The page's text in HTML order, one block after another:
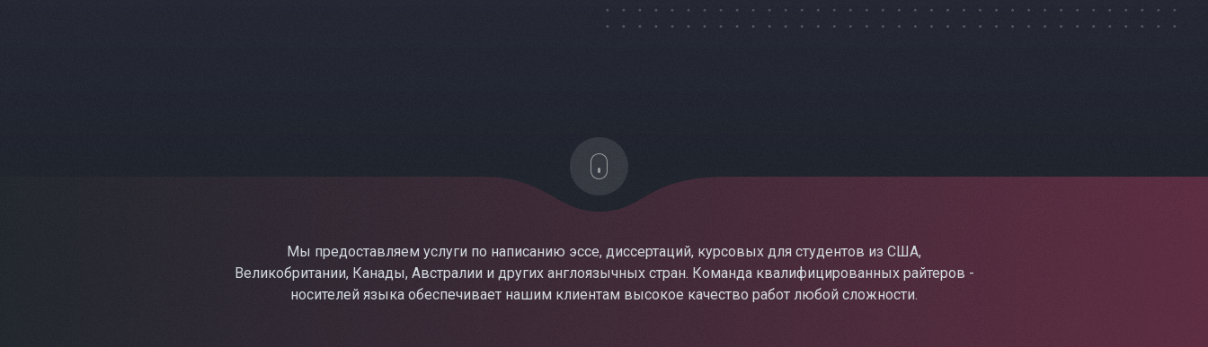
Мы предоставляем услуги по написанию эссе, диссертаций, курсовых для студентов из США,
Великобритании, Канады, Австралии и других англоязычных стран. Команда квалифицированных райтеров -
носителей языка обеспечивает нашим клиентам высокое качество работ любой сложности.